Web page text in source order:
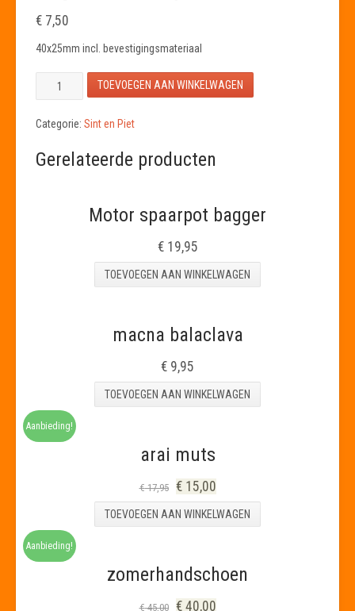
€ 7,50
40x25mm incl. bevestigingsmateriaal
Digitaal
TOEVOEGEN AAN WINKELWAGEN
Categorie: Sint en Piet
Gerelateerde producten
Motor spaarpot bagger
€19,95
TOEVOEGEN AAN WINKELWAGEN
macna balaclava
€ 9,95
TOEVOEGEN AAN WINKELWAGEN
Aanbieding!
arai muts
€17,95 €15,00
TOEVOEGEN AAN WINKELWAGEN
Aanbieding!
zomerhandschoen
€45,00 €40,00